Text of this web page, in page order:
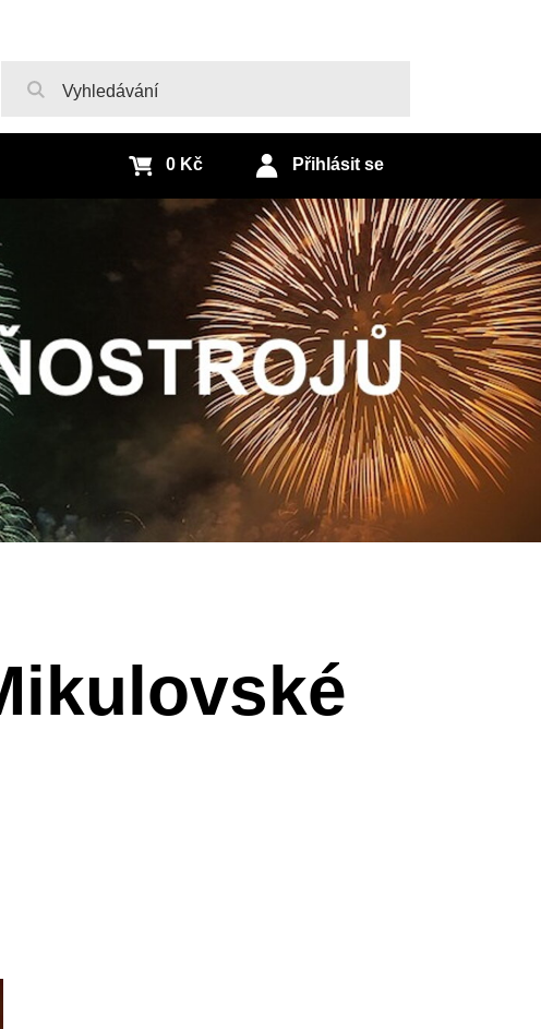
Přihlásit se
0 Kč